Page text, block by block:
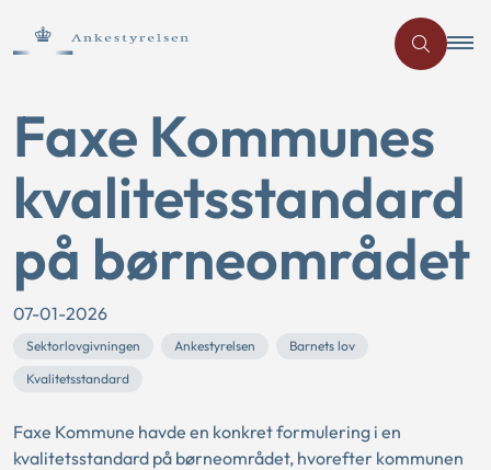
Faxe Kommunes
kvalitetsstandard
på børneområdet
07-01-2026
Sektorlovgivningen Ankestyrelsen
Barnets lov
Kvalitetsstandard
Faxe Kommune havde en konkret formulering i en
kvalitetsstandard på børneområdet, hvorefter kommunen